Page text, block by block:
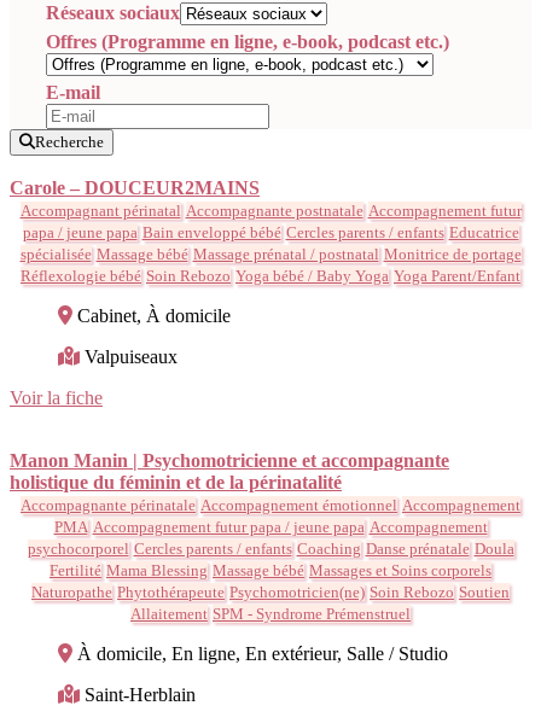
Réseaux sociaux
Offres (Programme en ligne, e-book, podcast etc.)
E-mail
Recherche
Carole – DOUCEUR2MAINS
Accompagnant périnatal Accompagnante postnatale Accompagnement futur
papa / jeune papa Bain enveloppé bébé Cercles parents / enfants Educatrice
spécialisée Massage bébé Massage prénatal / postnatal Monitrice de portage
Réflexologie bébé Soin Rebozo Yoga bébé / Baby Yoga Yoga Parent/Enfant
Cabinet, À domicile
Valpuiseaux
Voir la fiche
Manon Manin | Psychomotricienne et accompagnante
holistique du féminin et de la périnatalité
Accompagnante périnatale Accompagnement émotionnel Accompagnement
PMA Accompagnement futur papa / jeune papa Accompagnement
psychocorporel Cercles parents / enfants Coaching Danse prénatale Doula
Fertilité Mama Blessing Massage bébé Massages et Soins corporels
Naturopathe Phytothérapeute Psychomotricien(ne) Soin Rebozo Soutien
Allaitement SPM - Syndrome Prémenstruel
À domicile, En ligne, En extérieur, Salle / Studio
Saint-Herblain